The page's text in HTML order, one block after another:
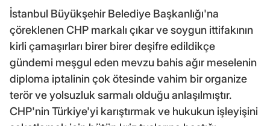
İstanbul Büyükşehir Belediye Başkanlığı'na
çöreklenen CHP markalı çıkar ve soygun ittifakının
kirli çamaşırları birer birer deşifre edildikçe
gündemi meşgul eden mevzu bahis ağır meselenin
diploma iptalinin çok ötesinde vahim bir organize
terör ve yolsuzluk sarmalı olduğu anlaşılmıştır.
CHP'nin Türkiye'yi karıştırmak ve hukukun işleyişini